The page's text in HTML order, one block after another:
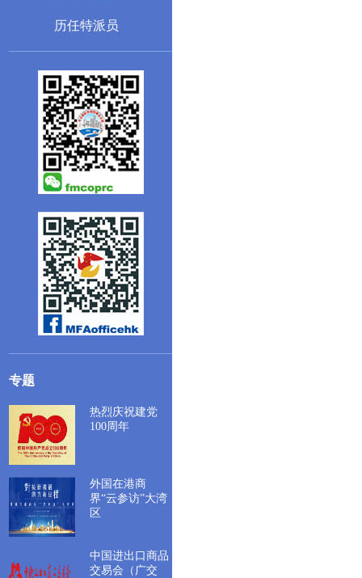
历任特派员
专题
热烈庆祝建党
100周年
外国在港商
界“云参访”大湾
区
中国进出口商品
交易会（广交